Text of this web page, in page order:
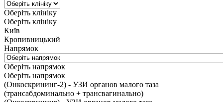
Оберіть клініку
Оберіть клініку
Київ
Кропивницький
Напрямок
Оберіть напрямок
Оберіть напрямок
(Онкоскрининг-2) - УЗИ органов малого таза
(трансабдоминально + трансвагинально)